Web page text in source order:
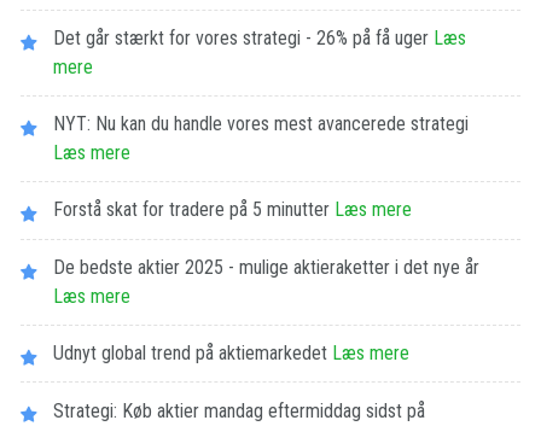
Det går stærkt for vores strategi - 26% på få uger Læs
mere
NYT: Nu kan du handle vores mest avancerede strategi
Læs mere
Forstå skat for tradere på 5 minutter Læs mere
De bedste aktier 2025 - mulige aktieraketter i det nye år
Læs mere
Udnyt global trend på aktiemarkedet Læs mere
Strategi: Køb aktier mandag eftermiddag sidst på